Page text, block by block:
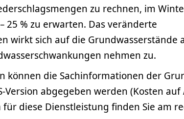
zu rechnen, im
25 % zu erwarten. Das veränderte
wirkt sich auf die Grundwasserstände
nehmen zu.
können die Sachinformationen der
Version abgegeben werden (Kosten
diese Dienstleistung finden Sie am